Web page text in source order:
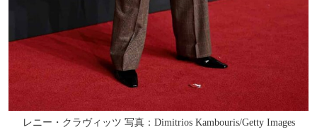
レニー・クラヴィッツ 写真：Dimitrios Kambouris/Getty Images